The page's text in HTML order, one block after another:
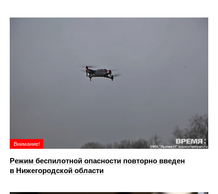
Внимание!
Режим беспилотной опасности повторно введен
в Нижегородской области